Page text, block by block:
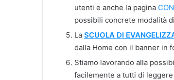
utenti e anche la pagina
possibili concrete modalità
La SCUOLA DI
dalla Home con il banner in
Stiamo lavorando alla
facilemente a tutti di leggere